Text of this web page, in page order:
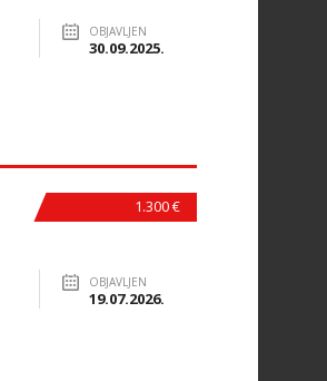
OBJAVLJEN
30.09.2025.
1.300 €
OBJAVLJEN
19.07.2026.